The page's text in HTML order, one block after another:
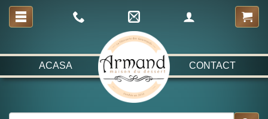
ACASA CONTACT